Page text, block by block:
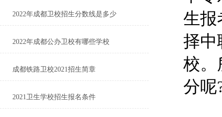
2022年成都卫校招生分数线是多少
2022年成都公办卫校有哪些学校
成都铁路卫校2021招生简章
2021卫生学校招生报名条件
生报
择中
校。
分呢